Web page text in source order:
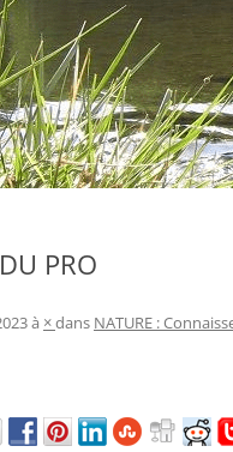
PRO
à ×dans NATURE :